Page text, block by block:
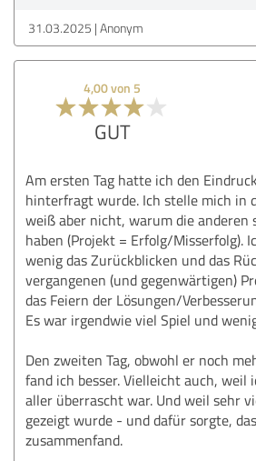
31.03.2025 Anonym
4,00 von 5
GUT
Am ersten Tag hatte ich den
hinterfragt wurde. Ich stelle mich in
weiß aber nicht, warum die anderen
haben (Projekt = Erfolg/Misserfolg).
wenig das Zurückblicken und das
vergangenen (und gegenwärtigen)
das Feiern der Lösungen/
Es war irgendwie viel Spiel und
Den zweiten Tag, obwohl er noch
fand ich besser. Vielleicht auch,
aller überrascht war. Und weil sehr
gezeigt wurde - und dafür sorgte,
zusammenfand.